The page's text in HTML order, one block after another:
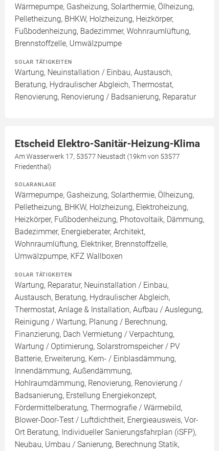
Wärmepumpe, Gasheizung, Solarthermie, Ölheizung,
Pelletheizung, BHKW, Holzheizung, Heizkörper,
Fußbodenheizung, Badezimmer, Wohnraumlüftung,
Brennstoffzelle, Umwälzpumpe
SOLAR TÄTIGKEITEN
Wartung, Neuinstallation / Einbau, Austausch,
Beratung, Hydraulischer Abgleich, Thermostat,
Renovierung, Renovierung / Badsanierung, Reparatur
Etscheid Elektro-Sanitär-Heizung-Klima
Am Wasserwerk 17, 53577 Neustadt (19km von 53577
Friedenthal)
SOLARANLAGE
Wärmepumpe, Gasheizung, Solarthermie, Ölheizung,
Pelletheizung, BHKW, Holzheizung, Elektroheizung,
Heizkörper, Fußbodenheizung, Photovoltaik, Dämmung,
Badezimmer, Energieberater, Architekt,
Wohnraumlüftung, Elektriker, Brennstoffzelle,
Umwälzpumpe, KFZ Wallboxen
SOLAR TÄTIGKEITEN
Wartung, Reparatur, Neuinstallation / Einbau,
Austausch, Beratung, Hydraulischer Abgleich,
Thermostat, Anlage & Installation, Aufbau / Auslegung,
Reinigung / Wartung, Planung / Berechnung,
Finanzierung, Dach Vermietung / Verpachtung,
Wartung / Optimierung, Solarstromspeicher / PV
Batterie, Erweiterung, Kern- / Einblasdämmung,
Innendämmung, Außendämmung,
Hohlraumdämmung, Renovierung, Renovierung /
Badsanierung, Erstellung Energiekonzept,
Fördermittelberatung, Thermografie / Wärmebild,
Blower-Door-Test / Luftdichtheit, Energieausweis, Vor-
Ort Beratung, Individueller Sanierungsfahrplan (iSFP),
Neubau, Umbau / Sanierung, Berechnung Statik,